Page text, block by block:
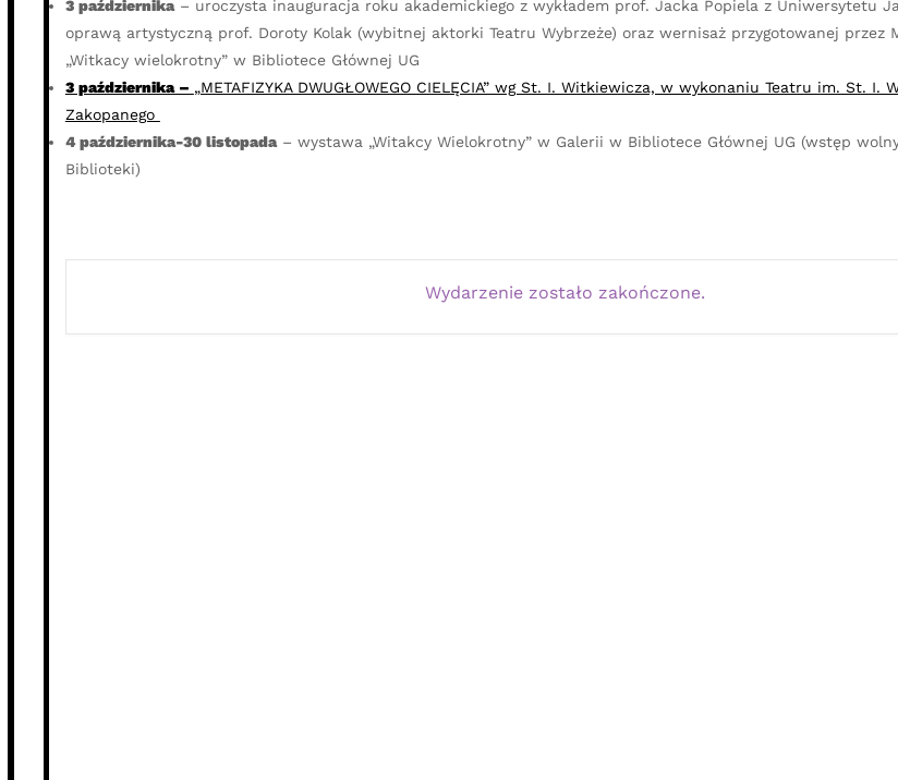
3 października– uroczysta inauguracja roku akademickiego z wykładem prof. Jacka Popiela z Uniwersytetu
oprawą artystyczną prof. Doroty Kolak (wybitnej aktorki Teatru Wybrzeże) oraz wernisaż przygotowanej przez
„Witkacy wielokrotny” w Bibliotece Głównej UG
3 października – „METAFIZYKA DWUGŁOWEGO CIELĘCIA” wg St. I. Witkiewicza, w wykonaniu Teatru im. St. I.
Zakopanego
4 października-30 listopada– wystawa „Witakcy Wielokrotny” w Galerii w Bibliotece Głównej UG (wstęp
Biblioteki)
Wydarzenie zostało zakończone.